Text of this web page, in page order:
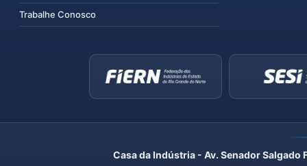
Trabalhe Conosco
Casa da Indústria - Av. Senador